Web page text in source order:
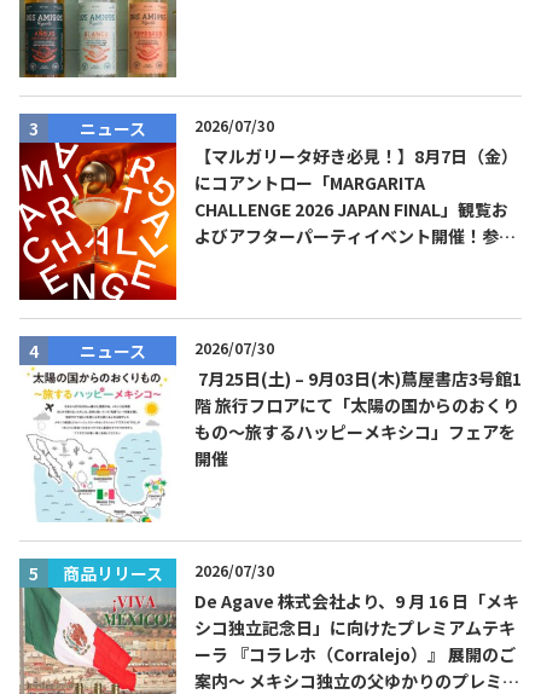
ニュース 2026/07/30
【マルガリータ好き必見！】8月7日（金）
にコアントロー「MARGARITA
CHALLENGE 2026 JAPAN FINAL」観覧お
よびアフターパーティイベント開催！参加
ニュース 2026/07/30
7月25日(土) – 9月03日(木)蔦屋書店3号館1
階 旅行フロアにて「太陽の国からのおくり
もの～旅するハッピーメキシコ」フェアを
開催
商品リリース 2026/07/30
De Agave 株式会社より、9 月 16 日「メキ
シコ独立記念日」に向けたプレミアムテキ
ーラ 『コラレホ（Corralejo）』 展開のご
案内〜 メキシコ独立の父ゆかりのプレミア